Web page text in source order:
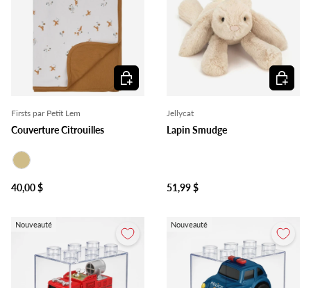
Firsts par Petit Lem
Couverture Citrouilles
40,00 $
Choisir les options
Jellycat
Lapin Smudge
51,99 $
Ajouter
Nouveauté Nouveauté